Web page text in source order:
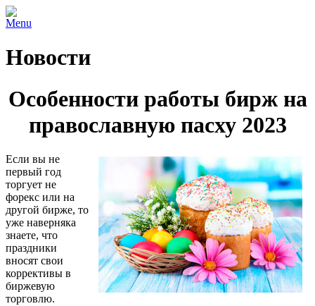
Menu
Новости
Особенности работы бирж на
православную пасху 2023
Если вы не
первый год
торгует не
форекс или на
другой бирже, то
уже наверняка
знаете, что
праздники
вносят свои
коррективы в
биржевую
торговлю.